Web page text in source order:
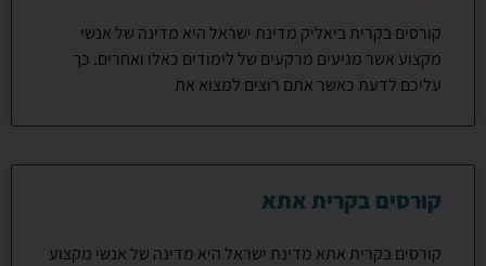
קורסים בקרית ביאליק מדינת ישראל היא מדינה של אנשי
מקצוע אשר מגיעים מרקעים של לימודים כאלו ואחרים. כך
עליכם לדעת כאשר אתם רוצים למצוא את
קורסים בקרית אתא
קורסים בקרית אתא מדינת ישראל היא מדינה של אנשי מקצוע